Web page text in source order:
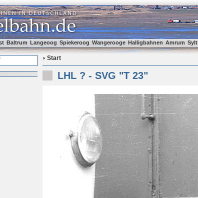
Baltrum Langeoog Spiekeroog Wangerooge Halligbahnen Amrum Sylt
Start
LHL ? - SVG "T 23"